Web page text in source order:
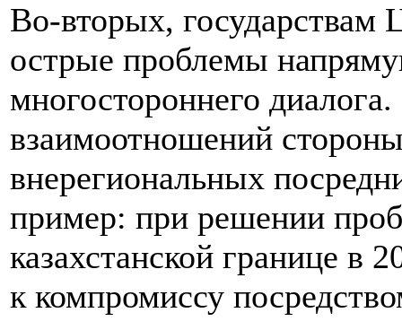
Во-вторых, государствам
острые проблемы
многостороннего
взаимоотношений
внерегиональных
пример: при решении
казахстанской границе в
к компромиссу